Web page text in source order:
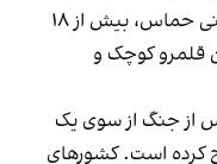
است. در نوار غزه، رقیب اصلی ساف یعنی حماس، بیش از ۱۸
قلمرو کوچک و
پس از جنگ از سوی یک
کرده است. کشورهای